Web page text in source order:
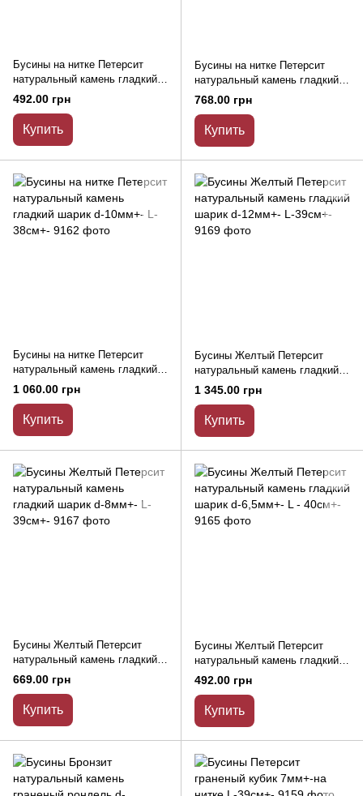
Бусины на нитке Петерсит
натуральный камень гладкий
шарик d-7мм+- L-39см+-
492.00 грн
Купить
Бусины на нитке Петерсит
натуральный камень гладкий
шарик d-8,5мм+- L-39см+-
768.00 грн
Купить
Бусины на нитке Петерсит
натуральный камень гладкий
шарик d-10мм+- L-38см+-
1 060.00 грн
Купить
Бусины Желтый Петерсит
натуральный камень гладкий
шарик d-12мм+- L-39см+-
1 345.00 грн
Купить
Бусины Желтый Петерсит
натуральный камень гладкий
шарик d-8мм+- L-39см+-
669.00 грн
Купить
Бусины Желтый Петерсит
натуральный камень гладкий
шарик d-6,5мм+- L - 40см+-
492.00 грн
Купить